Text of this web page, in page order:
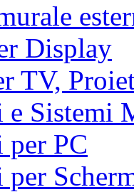
Display
TV,
e Sistemi
per PC
per